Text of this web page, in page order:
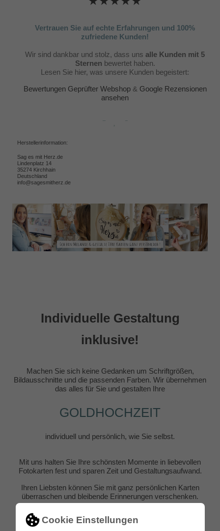
Cookie Einstellungen
Vertrauen Sie auf echte Erfahrungen und 100%
zufriedene Kunden!
Wir sind dankbar und stolz, dass uns alle Kunden mit 5
Sternen bewertet haben.
Lesen Sie hier, was unsere Kunden begeistert:
Bewertungen Geprüfter Webshop& Google Rezensionen
ansehen
Herstellerinformation:
Sag es mit Herz.de
Lindenplatz 14
35274 Kirchhain
Deutschland
info@sagesmitherz.de
Individuelle Gestaltung
inklusive!
Machen Sie sich keine Gedanken um Schriftgrößen,
Bildausschnitte und die passenden Farben. Wir übernehmen
das alles für Sie und gestalten Ihre
GOLDHOCHZEIT
individuell und persönlich, wie Sie selbst.
Mit uns halten Sie Ihre schönsten Momente in liebevollen
Fotokarten fest und sparen Zeit und Gestaltungsaufwand.
Ihren Liebsten können Sie mit ganz persönlichen Karten
überraschen und bleibende Erinnerungen verschenken.